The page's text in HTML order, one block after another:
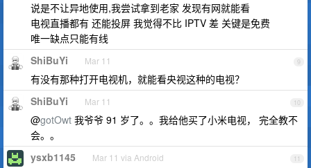
说是不让异地使用,我尝试拿到老家 发现有网就能看
电视直播都有 还能投屏 我觉得不比 IPTV 差 关键是免费
唯一缺点只能有线
9
ShiBuYi Mar 11
有没有那种打开电视机，就能看央视这种的电视？
10
ShiBuYi Mar 11
@gotOwt 我爷爷 91 岁了。。我给他买了小米电视， 完全教不
会。。
11
ysxb1145 Mar 11 via Android